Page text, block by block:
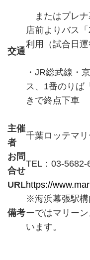
交通
またはプレナ
店前よりバス
利用（試合日運
・JR総武線・
ス、1番のりば
きで終点下車
主催
者
千葉ロッテマ
お問
合せ
TEL：03-5682-
URLhttps://
備考
※海浜幕張駅構
ーではマリー
います。